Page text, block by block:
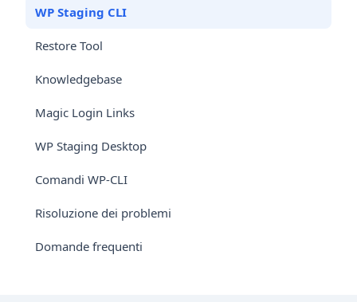
WP Staging CLI
Restore Tool
Knowledgebase
Magic Login Links
WP Staging Desktop
Comandi WP-CLI
Risoluzione dei problemi
Domande frequenti